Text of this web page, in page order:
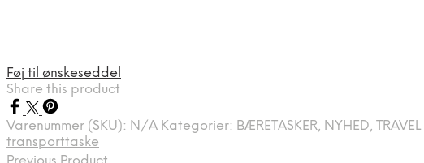
Føj til ønskeseddel
Share this product
Varenummer (SKU): N/A Kategorier: BÆRETASKER, NYHED, TRAVEL
transporttaske